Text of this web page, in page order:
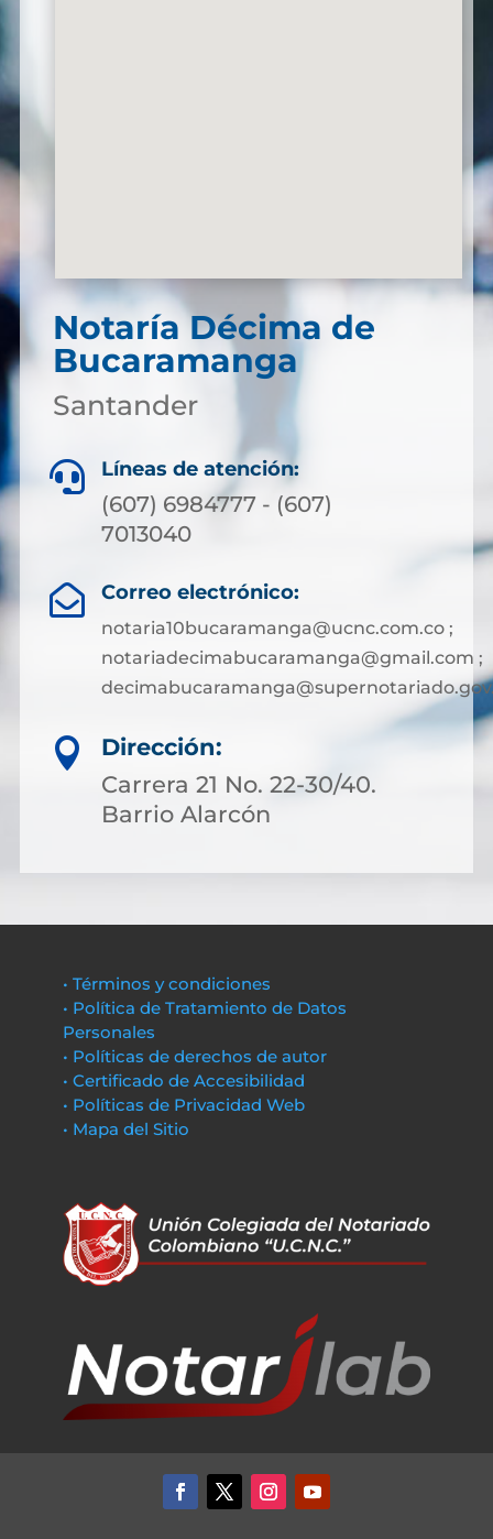
Notaría Décima de
Bucaramanga
Santander
 Líneas de atención:
(607) 6984777 - (607)
7013040
 Correo electrónico:
notaria10bucaramanga@ucnc.com.co ;
notariadecimabucaramanga@gmail.com ;

Dirección:
Carrera 21 No. 22-30/40.
Barrio Alarcón
• Términos y condiciones
• Política de Tratamiento de Datos
Personales
• Políticas de derechos de autor
• Certificado de Accesibilidad
• Políticas de Privacidad Web
• Mapa del Sitio